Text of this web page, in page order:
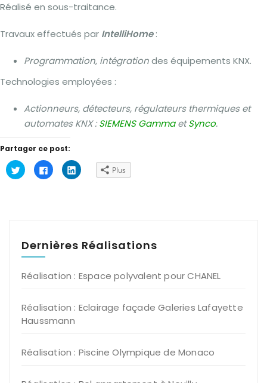
Réalisé en sous-traitance.
Travaux effectués par IntelliHome:
Programmation, intégrationdes équipements KNX.
Technologies employées :
Actionneurs, détecteurs, régulateurs thermiques et
automates KNX :SIEMENS GammaetSynco.
Partager ce post:
Cliquez
pour
partager
Cliquez
pour
partager
Cliquez
pour Plus
Dernières Réalisations
Réalisation : Espace polyvalent pour CHANEL
Réalisation : Eclairage façade Galeries Lafayette
Haussmann
Réalisation : Piscine Olympique de Monaco